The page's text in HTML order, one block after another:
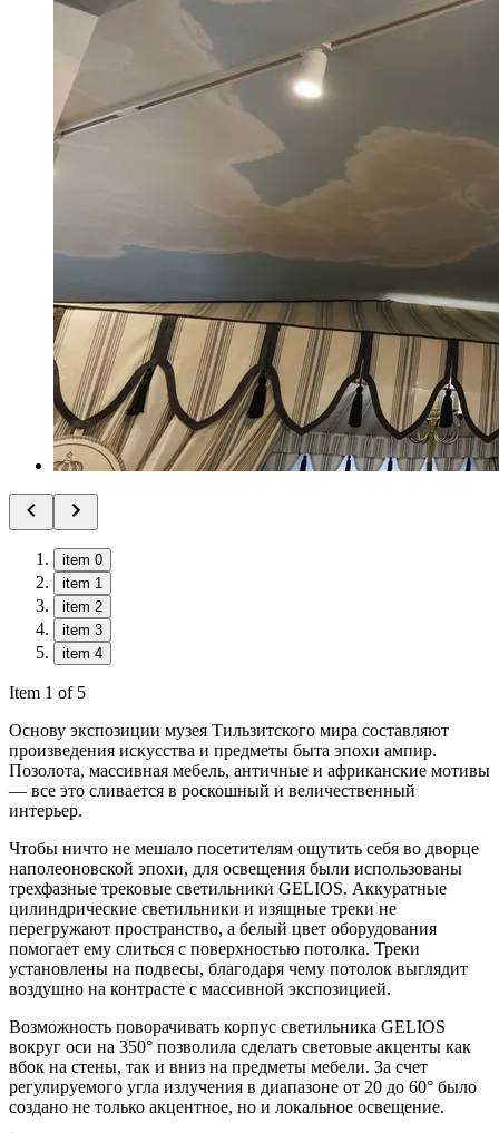
item 0
item 1
item 2
item 3
item 4
Item 1 of 5
Основу экспозиции музея Тильзитского мира составляют
произведения искусства и предметы быта эпохи ампир.
Позолота, массивная мебель, античные и африканские мотивы
— все это сливается в роскошный и величественный
интерьер.
Чтобы ничто не мешало посетителям ощутить себя во дворце
наполеоновской эпохи, для освещения были использованы
трехфазные трековые светильники GELIOS. Аккуратные
цилиндрические светильники и изящные треки не
перегружают пространство, а белый цвет оборудования
помогает ему слиться с поверхностью потолка. Треки
установлены на подвесы, благодаря чему потолок выглядит
воздушно на контрасте с массивной экспозицией.
Возможность поворачивать корпус светильника GELIOS
вокруг оси на 350° позволила сделать световые акценты как
вбок на стены, так и вниз на предметы мебели. За счет
регулируемого угла излучения в диапазоне от 20 до 60° было
создано не только акцентное, но и локальное освещение.